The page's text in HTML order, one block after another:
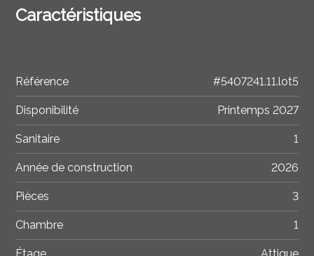
Caractéristiques
Référence #5407241.11.lot5
Disponibilité Printemps 2027
Sanitaire 1
Année de construction 2026
Pièces 3
Chambre 1